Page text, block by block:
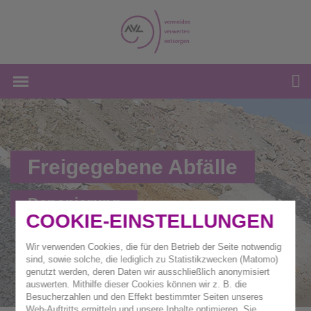
COOKIE-EINSTELLUNGEN
Wir verwenden Cookies, die für den Betrieb der Seite notwendig
sind, sowie solche, die lediglich zu Statistikzwecken (Matomo)
genutzt werden, deren Daten wir ausschließlich anonymisiert
auswerten. Mithilfe dieser Cookies können wir z. B. die
Besucherzahlen und den Effekt bestimmter Seiten unseres
Freigegebene Abfälle
Deponierung